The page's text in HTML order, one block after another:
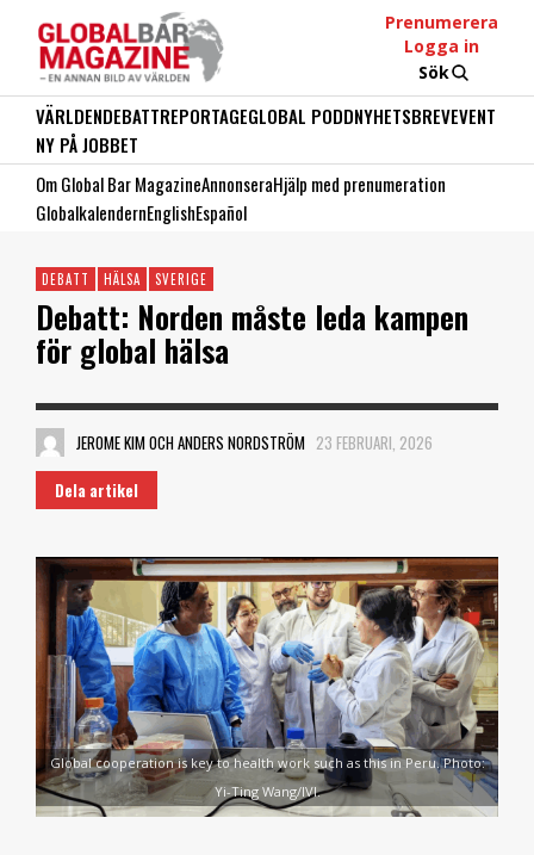
Prenumerera
Logga in
Sök
VÄRLDENDEBATTREPORTAGEGLOBAL PODDNYHETSBREVEVENT
NY PÅ JOBBET
Om Global Bar MagazineAnnonseraHjälp med prenumeration
GlobalkalendernEnglishEspañol
DEBATT HÄLSA SVERIGE
Debatt: Norden måste leda kampen
för global hälsa
JEROME KIM OCH ANDERS NORDSTRÖM 23 FEBRUARI, 2026
Dela artikel
Global cooperation is key to health work such as this in Peru. Photo:
Yi-Ting Wang/IVI.